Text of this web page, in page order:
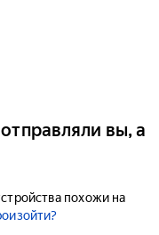
вы, а
похожи на